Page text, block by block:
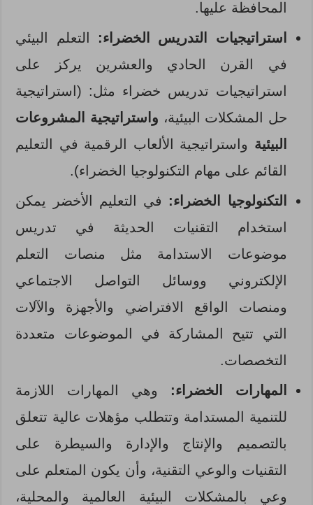
المحافظة عليها.
استراتيجيات التدريس الخضراء: التعلم البيئي
في القرن الحادي والعشرين يركز على
استراتيجيات تدريس خضراء مثل: (استراتيجية
حل المشكلات البيئية، واستراتيجية المشروعات
البيئية واستراتيجية الألعاب الرقمية في التعليم
القائم على مهام التكنولوجيا الخضراء).
التكنولوجيا الخضراء: في التعليم الأخضر يمكن
استخدام التقنيات الحديثة في تدريس
موضوعات الاستدامة مثل منصات التعلم
الإلكتروني ووسائل التواصل الاجتماعي
ومنصات الواقع الافتراضي والأجهزة والآلات
التي تتيح المشاركة في الموضوعات متعددة
التخصصات.
المهارات الخضراء: وهي المهارات اللازمة
للتنمية المستدامة وتتطلب مؤهلات عالية تتعلق
بالتصميم والإنتاج والإدارة والسيطرة على
التقنيات والوعي التقنية، وأن يكون المتعلم على
وعي بالمشكلات البيئية العالمية والمحلية،